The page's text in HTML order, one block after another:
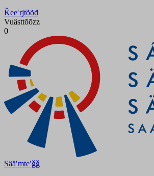
Ǩeeʹrjtõõđ
Vuästtõõzz
0
Sääʹmteʹǧǧ